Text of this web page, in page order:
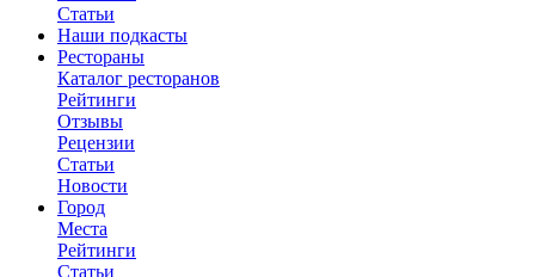
Статьи
Наши подкасты
Рестораны
Каталог ресторанов
Рейтинги
Отзывы
Рецензии
Статьи
Новости
Город
Места
Рейтинги
Статьи